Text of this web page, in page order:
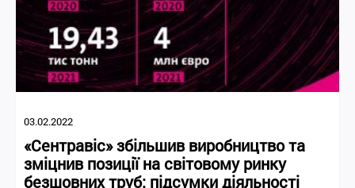
03.02.2022
«Сентравіс» збільшив виробництво та
зміцнив позиції на світовому ринку
безшовних труб: підсумки діяльності